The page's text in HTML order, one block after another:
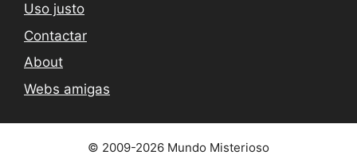
Uso justo
Contactar
About
Webs amigas
© 2009-2026 Mundo Misterioso